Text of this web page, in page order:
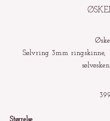
Sølvring 3mm ringskinne,
Øskenring